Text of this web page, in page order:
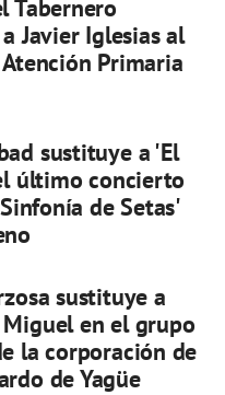
Tabernero
Javier Iglesias al
Primaria
sustituye a 'El
último concierto
de Setas'
sustituye a
en el grupo
la corporación de
de Yagüe